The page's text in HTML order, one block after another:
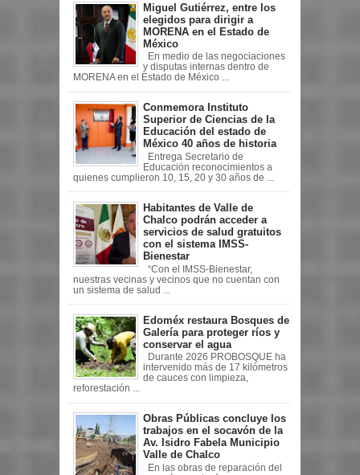
Miguel Gutiérrez, entre los
elegidos para dirigir a
MORENA en el Estado de
México
En medio de las negociaciones
y disputas internas dentro de
MORENA en el Estado de México ...
Conmemora Instituto
Superior de Ciencias de la
Educación del estado de
México 40 años de historia
Entrega Secretario de
Educación reconocimientos a
quienes cumplieron 10, 15, 20 y 30 años de ...
Habitantes de Valle de
Chalco podrán acceder a
servicios de salud gratuitos
con el sistema IMSS-
Bienestar
“Con el IMSS-Bienestar,
nuestras vecinas y vecinos que no cuentan con
un sistema de salud ...
Edoméx restaura Bosques de
Galería para proteger ríos y
conservar el agua
Durante 2026 PROBOSQUE ha
intervenido más de 17 kilómetros
de cauces con limpieza,
reforestación ...
Obras Públicas concluye los
trabajos en el socavón de la
Av. Isidro Fabela Municipio
Valle de Chalco
En las obras de reparación del